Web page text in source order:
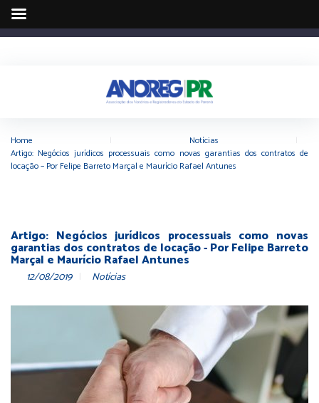
Home Notícias
Artigo: Negócios jurídicos processuais como novas garantias dos contratos de
locação – Por Felipe Barreto Marçal e Maurício Rafael Antunes
Artigo: Negócios jurídicos processuais como novas
garantias dos contratos de locação - Por Felipe Barreto
Marçal e Maurício Rafael Antunes
12/08/2019 Notícias